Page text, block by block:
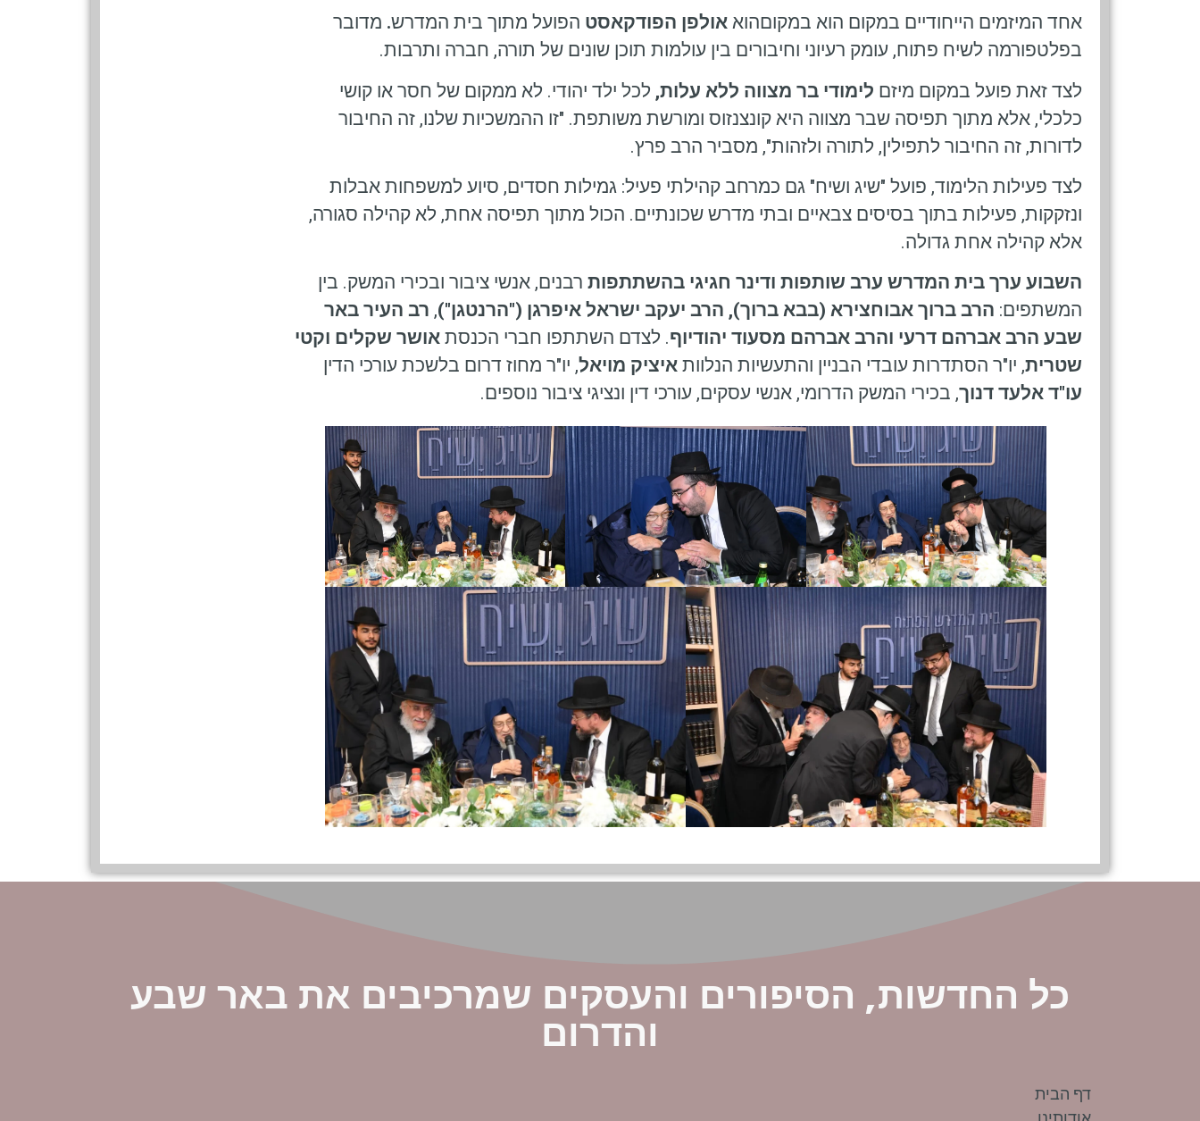
אחד המיזמים הייחודיים במקום הוא במקוםהוא אולפן הפודקאסט הפועל מתוך בית המדרש. מדובר
בפלטפורמה לשיח פתוח, עומק רעיוני וחיבורים בין עולמות תוכן שונים של תורה, חברה ותרבות.
לצד זאת פועל במקום מיזם לימודי בר מצווה ללא עלות, לכל ילד יהודי. לא ממקום של חסר או קושי
כלכלי, אלא מתוך תפיסה שבר מצווה היא קונצנזוס ומורשת משותפת. "זו ההמשכיות שלנו, זה החיבור
לדורות, זה החיבור לתפילין, לתורה ולזהות", מסביר הרב פרץ.
לצד פעילות הלימוד, פועל "שיג ושיח" גם כמרחב קהילתי פעיל: גמילות חסדים, סיוע למשפחות אבלות
ונזקקות, פעילות בתוך בסיסים צבאיים ובתי מדרש שכונתיים. הכול מתוך תפיסה אחת, לא קהילה סגורה,
אלא קהילה אחת גדולה.
השבוע ערך בית המדרש ערב שותפות ודינר חגיגי בהשתתפות רבנים, אנשי ציבור ובכירי המשק. בין
המשתפים: הרב ברוך אבוחצירא (בבא ברוך), הרב יעקב ישראל איפרגן ("הרנטגן"), רב העיר באר
שבע הרב אברהם דרעי והרב אברהם מסעוד יהודיוף. לצדם השתתפו חברי הכנסת אושר שקלים וקטי
שטרית, יו"ר הסתדרות עובדי הבניין והתעשיות הנלוות איציק מויאל, יו"ר מחוז דרום בלשכת עורכי הדין
עו"ד אלעד דנוך, בכירי המשק הדרומי, אנשי עסקים, עורכי דין ונציגי ציבור נוספים.
כל החדשות, הסיפורים והעסקים שמרכיבים את באר שבע
והדרום
דף הבית